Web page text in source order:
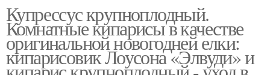
Купрессус крупноплодный.
Комнатные кипарисы в качестве
оригинальной новогодней елки:
кипарисовик Лоусона «Элвуди» и